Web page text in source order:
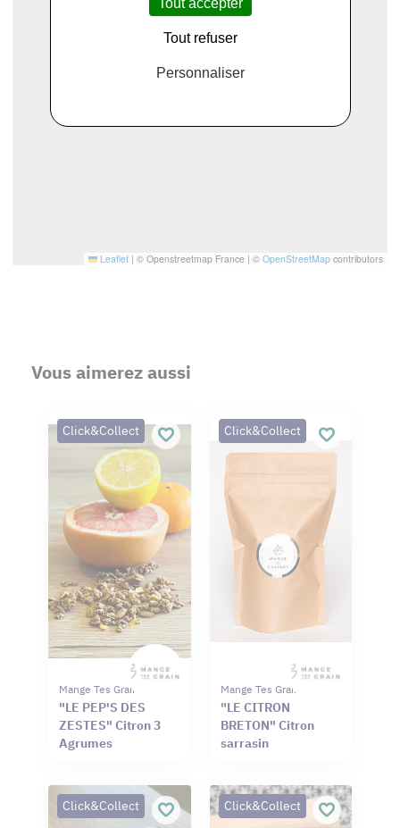
Leaflet | © Openstreetmap France | © OpenStreetMap contributors
Vous aimerez aussi
Click&Collect
Mange Tes Graines
"LE PEP'S DES
ZESTES" Citron 3
Agrumes
Click&Collect
Mange Tes Graines
"LE CITRON
BRETON" Citron
sarrasin
Click&Collect Click&Collect
Tout refuser
Personnaliser